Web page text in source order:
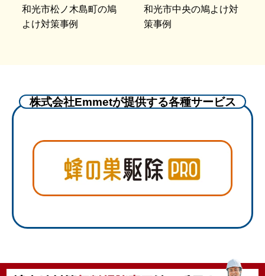
和光市松ノ木島町の鳩
よけ対策事例
和光市中央の鳩よけ対
策事例
株式会社Emmetが提供する各種サービス